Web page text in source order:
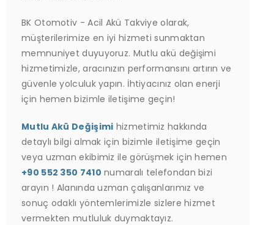
BK Otomotiv - Acil Akü Takviye olarak,
müşterilerimize en iyi hizmeti sunmaktan
memnuniyet duyuyoruz. Mutlu akü değişimi
hizmetimizle, aracınızın performansını artırın ve
güvenle yolculuk yapın. İhtiyacınız olan enerji
için hemen bizimle iletişime geçin!
Mutlu Akü Değişimi hizmetimiz hakkında
detaylı bilgi almak için bizimle iletişime geçin
veya uzman ekibimiz ile görüşmek için hemen
+90 552 350 7410 numaralı telefondan bizi
arayın ! Alanında uzman çalışanlarımız ve
sonuç odaklı yöntemlerimizle sizlere hizmet
vermekten mutluluk duymaktayız.